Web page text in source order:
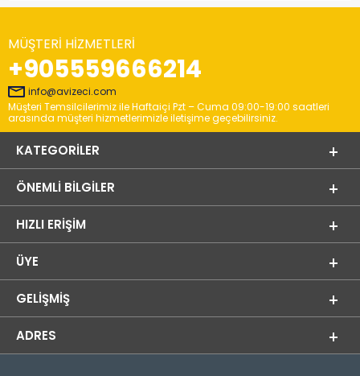
MÜŞTERI HIZMETLERI
+905559666214
info@avizeci.com
Müşteri Temsilcilerimiz ile Haftaiçi Pzt – Cuma 09:00-19:00 saatleri
arasında müşteri hizmetlerimizle iletişime geçebilirsiniz.
KATEGORILER
ÖNEMLI BILGILER
HIZLI ERIŞIM
ÜYE
GELIŞMIŞ
ADRES